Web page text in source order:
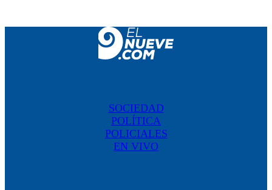
SOCIEDAD
POLÍTICA
POLICIALES
EN VIVO